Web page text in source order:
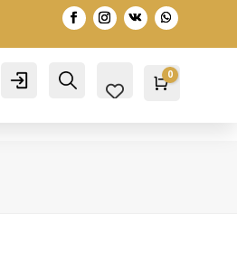
Account Search 0